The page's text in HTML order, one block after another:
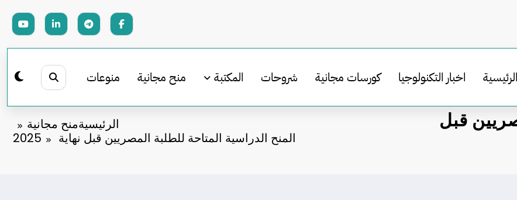
الرئيسية اخبار التكنولوجيا كورسات مجانية شروحات المكتبة منح مجانية منوعات
قبل
الرئيسيةمنح مجانية
المنح الدراسية المتاحة للطلبة المصريين قبل نهاية 2025